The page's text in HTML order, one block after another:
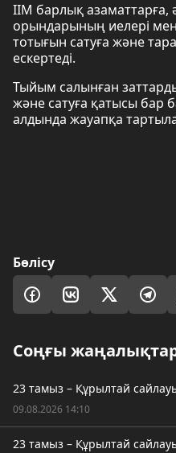
ІІМ барлық азаматтарға,
орындарының иелері мен
тотығын сатуға және
ескертеді.
Тыйым салынған
және сатуға қатысы бар
алдында жауапқа
Бөлісу
Соңғы
23 тамыз – Құрылтай
09.08.2026 14:10
23 тамыз – Құрылтай